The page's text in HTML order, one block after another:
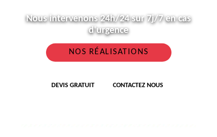
Nous intervenons 24h/24 sur 7j/7 en cas
d'urgence
NOS RÉALISATIONS
DEVIS GRATUIT CONTACTEZ NOUS